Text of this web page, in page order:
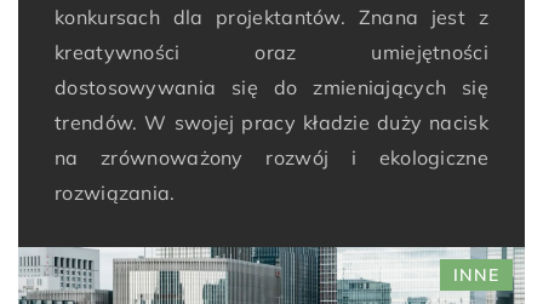
konkursach dla projektantów. Znana jest z
kreatywności oraz umiejętności
dostosowywania się do zmieniających się
trendów. W swojej pracy kładzie duży nacisk
na zrównoważony rozwój i ekologiczne
rozwiązania.
INNE